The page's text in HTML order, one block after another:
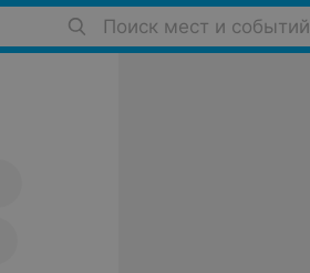
Поиск мест и событий